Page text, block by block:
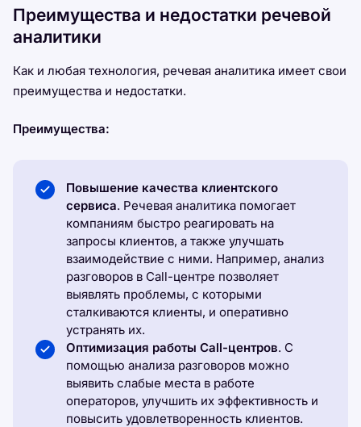
Преимущества и недостатки речевой
аналитики
Как и любая технология, речевая аналитика имеет свои
преимущества и недостатки.
Преимущества:
Повышение качества клиентского
сервиса. Речевая аналитика помогает
компаниям быстро реагировать на
запросы клиентов, а также улучшать
взаимодействие с ними. Например, анализ
разговоров в Call-центре позволяет
выявлять проблемы, с которыми
сталкиваются клиенты, и оперативно
устранять их.
Оптимизация работы Call-центров. С
помощью анализа разговоров можно
выявить слабые места в работе
операторов, улучшить их эффективность и
повысить удовлетворенность клиентов.